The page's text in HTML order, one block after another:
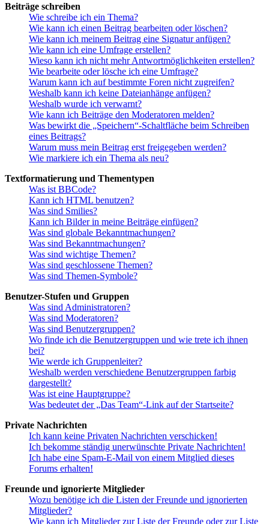
Beiträge schreiben
Wie schreibe ich ein Thema?
Wie kann ich einen Beitrag bearbeiten oder löschen?
Wie kann ich meinem Beitrag eine Signatur anfügen?
Wie kann ich eine Umfrage erstellen?
Wieso kann ich nicht mehr Antwortmöglichkeiten erstellen?
Wie bearbeite oder lösche ich eine Umfrage?
Warum kann ich auf bestimmte Foren nicht zugreifen?
Weshalb kann ich keine Dateianhänge anfügen?
Weshalb wurde ich verwarnt?
Wie kann ich Beiträge den Moderatoren melden?
Was bewirkt die „Speichern“-Schaltfläche beim Schreiben
eines Beitrags?
Warum muss mein Beitrag erst freigegeben werden?
Wie markiere ich ein Thema als neu?
Textformatierung und Thementypen
Was ist BBCode?
Kann ich HTML benutzen?
Was sind Smilies?
Kann ich Bilder in meine Beiträge einfügen?
Was sind globale Bekanntmachungen?
Was sind Bekanntmachungen?
Was sind wichtige Themen?
Was sind geschlossene Themen?
Was sind Themen-Symbole?
Benutzer-Stufen und Gruppen
Was sind Administratoren?
Was sind Moderatoren?
Was sind Benutzergruppen?
Wo finde ich die Benutzergruppen und wie trete ich ihnen
bei?
Wie werde ich Gruppenleiter?
Weshalb werden verschiedene Benutzergruppen farbig
dargestellt?
Was ist eine Hauptgruppe?
Was bedeutet der „Das Team“-Link auf der Startseite?
Private Nachrichten
Ich kann keine Privaten Nachrichten verschicken!
Ich bekomme ständig unerwünschte Private Nachrichten!
Ich habe eine Spam-E-Mail von einem Mitglied dieses
Forums erhalten!
Freunde und ignorierte Mitglieder
Wozu benötige ich die Listen der Freunde und ignorierten
Mitglieder?
Wie kann ich Mitglieder zur Liste der Freunde oder zur Liste